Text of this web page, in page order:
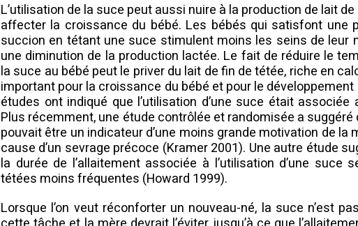
L’utilisation de la suce peut aussi nuire à la production de lait
affecter la croissance du bébé. Les bébés qui satisfont une
succion en tétant une suce stimulent moins les seins de leur
une diminution de la production lactée. Le fait de réduire le
la suce au bébé peut le priver du lait de fin de tétée, riche en
important pour la croissance du bébé et pour le
études ont indiqué que l’utilisation d’une suce était
Plus récemment, une étude contrôlée et randomisée a suggéré
pouvait être un indicateur d’une moins grande motivation de la
cause d’un sevrage précoce (Kramer 2001). Une autre étude
la durée de l’allaitement associée à l’utilisation d’une suce
tétées moins fréquentes (Howard 1999).
Lorsque l’on veut réconforter un nouveau-né, la suce n’est